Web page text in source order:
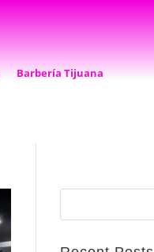
Barbería Tijuana